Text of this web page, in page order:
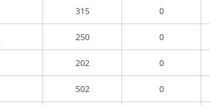
315 0
250 0
202 0
502 0